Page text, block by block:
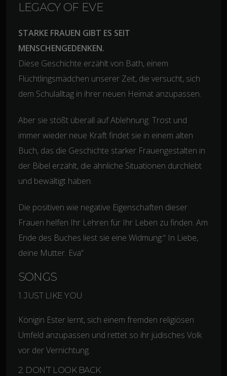
LEGACY OF EVE
STARKE FRAUEN GIBT ES SEIT
MENSCHENGEDENKEN.
Diese Geschichte erzählt von Bath, einem
Flüchtlingsmädchen unserer Zeit, die versucht, sich
dem Schulalltag in ihrer neuen Heimat anzupassen.
Aber sie stößt überall auf Ablehnung. Trost und
immer wieder neue Kraft findet sie in einem alten
Buch, das die Geschichte starker Frauengestalten in
der Bibel erzählt, die ähnliche Situationen durchlebt
und bewältigt haben.
Die positiven wie negative Eigenschaften dieser
Frauen helfen Ihr Lehren für Ihr Leben zu finden. Am
Ende des Buches liest sie eine Widmung:“ In Liebe,
deine Mutter. Eva“
SONGS
1. JUST LIKE YOU
Königin Ester lernt, sich einem fremden religiösen
Umfeld anzupassen und rettet so ihr jüdisches Volk
vor der Vernichtung.
2. DON’T LOOK BACK